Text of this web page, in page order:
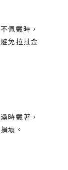
佩戴時，
免拉扯金
時戴著，
壞。